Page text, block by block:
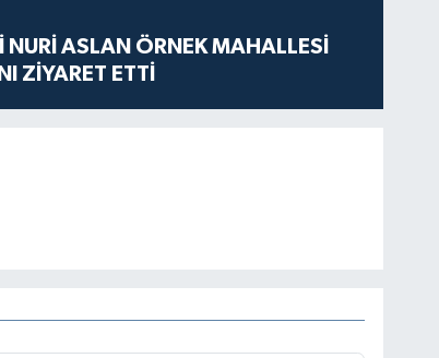
NURİ ASLAN ÖRNEK MAHALLESİ
ZİYARET ETTİ